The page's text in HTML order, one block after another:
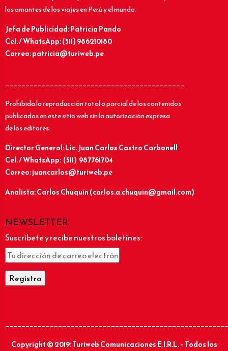
los amantes de los viajes en Perú y el mundo.
Jefa de Publicidad: Patricia Pando
Cel. / WhatsApp: (511) 986210180
Correo: patricia@turiweb.pe
____________________________________________
Prohibida la reproducción total o parcial de los contenidos
publicados en este sitio web sin la autorización expresa
de los editores.
Director General: Lic.Juan Carlos Castro Carbonell
Cel. / WhatsApp: (511) 987761704
Correo: juancarlos@turiweb.pe
Analista: Carlos Chuquín (carlos.a.chuquin@gmail.com)
NEWSLETTER
Suscríbete y recibe nuestros boletines:
Copyright © 2019: Turiweb Comunicaciones E.I.R.L. – Todos los